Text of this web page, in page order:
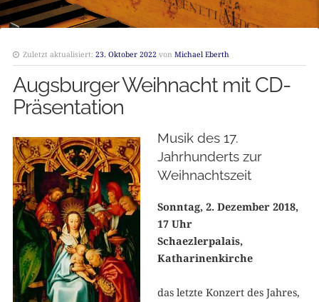
Zuletzt aktualisiert: 23. Oktober 2022 von Michael Eberth
Augsburger Weihnacht mit CD-
Präsentation
Musik des 17.
Jahrhunderts zur
Weihnachtszeit
Sonntag, 2. Dezember 2018,
17 Uhr
Schaezlerpalais,
Katharinenkirche
das letzte Konzert des Jahres,